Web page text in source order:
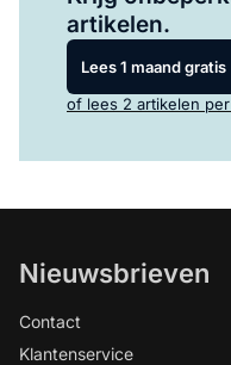
artikelen.
Lees 1 maand gratis
of lees 2 artikelen per
Nieuwsbrieven
Contact
Klantenservice